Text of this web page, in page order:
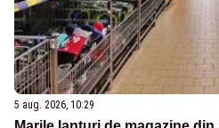
5 aug. 2026, 10:29